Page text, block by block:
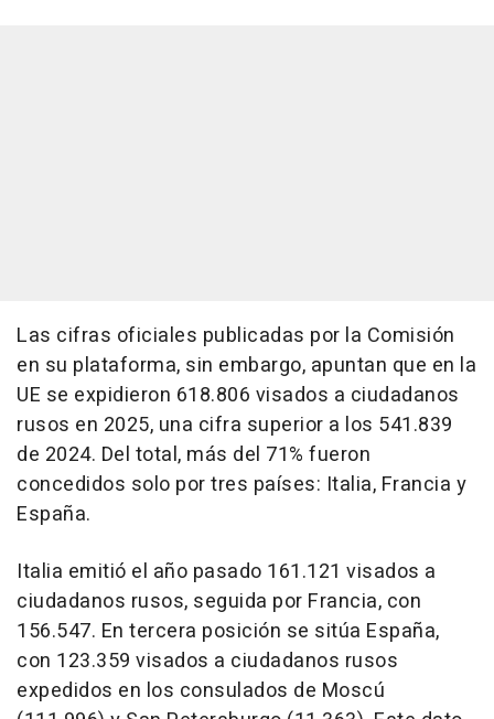
Las cifras oficiales publicadas por la Comisión
en su plataforma, sin embargo, apuntan que en la
UE se expidieron 618.806 visados a ciudadanos
rusos en 2025, una cifra superior a los 541.839
de 2024. Del total, más del 71% fueron
concedidos solo por tres países: Italia, Francia y
España.
Italia emitió el año pasado 161.121 visados a
ciudadanos rusos, seguida por Francia, con
156.547. En tercera posición se sitúa España,
con 123.359 visados a ciudadanos rusos
expedidos en los consulados de Moscú